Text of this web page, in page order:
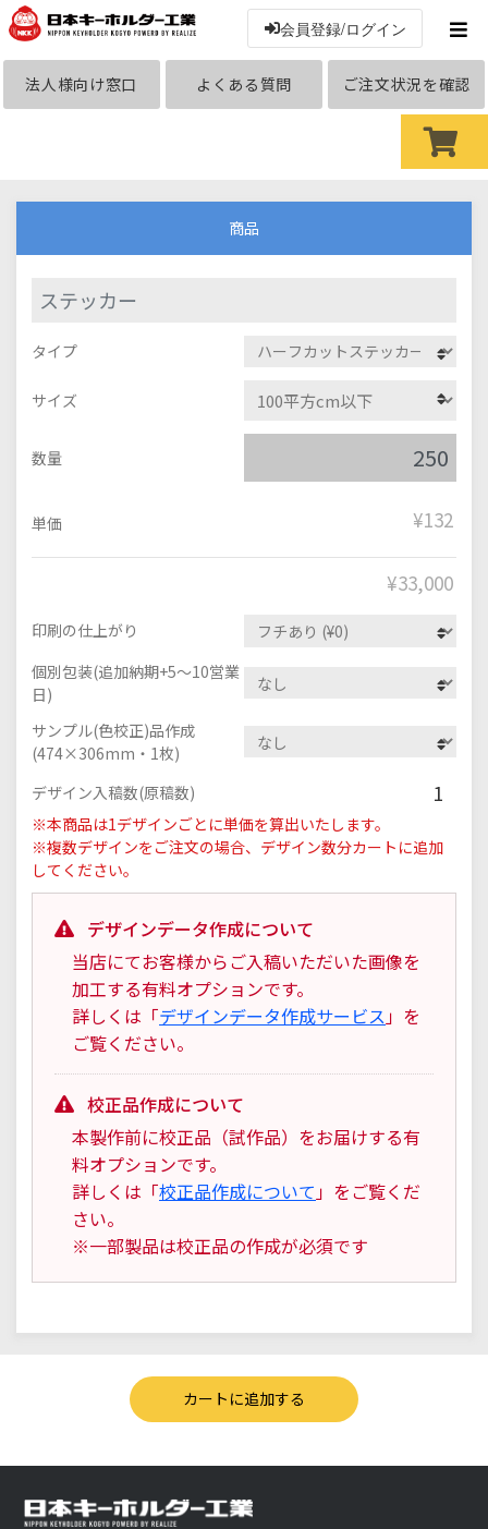
会員登録/ログイン
法人様向け窓口 よくある質問 ご注文状況を確認
商品
ステッカー
タイプ
サイズ
数量
単価 ¥132
¥33,000
印刷の仕上がり
個別包装(追加納期+5～10営業
日)
サンプル(色校正)品作成
(474×306mm・1枚)
デザイン入稿数(原稿数)
1
※本商品は1デザインごとに単価を算出いたします。
※複数デザインをご注文の場合、デザイン数分カートに追加
してください。
デザインデータ作成について
当店にてお客様からご入稿いただいた画像を
加工する有料オプションです。
詳しくは「デザインデータ作成サービス 」を
ご覧ください。
校正品作成について
本製作前に校正品（試作品）をお届けする有
料オプションです。
詳しくは「校正品作成について 」をご覧くだ
さい。
※一部製品は校正品の作成が必須です